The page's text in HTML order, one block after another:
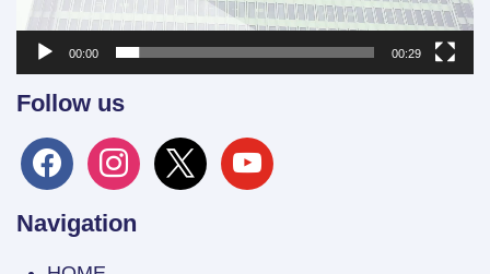
00:00 00:29
Follow us
facebookinstagram
x youtube
Navigation